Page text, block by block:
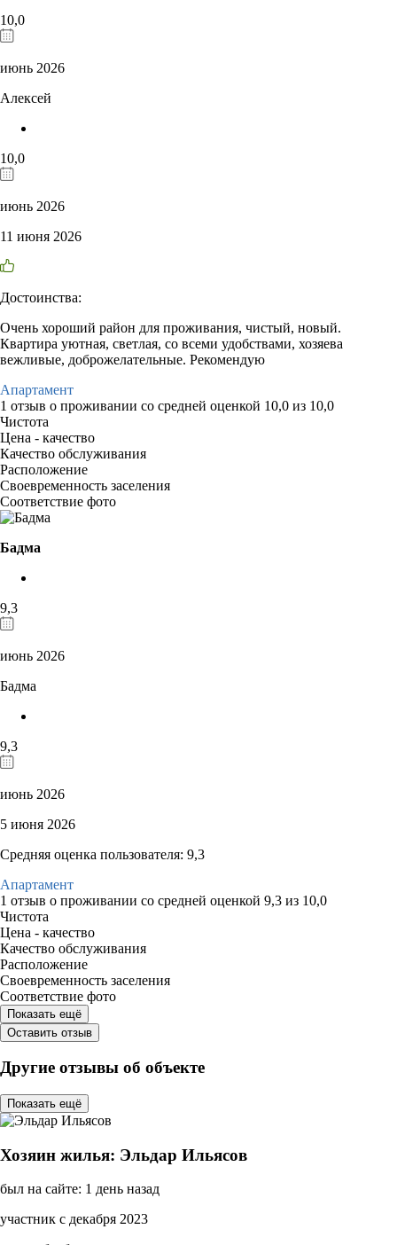
10,0
июнь 2026
Алексей
10,0
июнь 2026
11 июня 2026
Достоинства:
Очень хороший район для проживания, чистый, новый.
Квартира уютная, светлая, со всеми удобствами, хозяева
вежливые, доброжелательные. Рекомендую
Апартамент
1 отзыв о проживании со средней оценкой 10,0 из 10,0
Чистота
Цена - качество
Качество обслуживания
Расположение
Своевременность заселения
Соответствие фото
Бадма
9,3
июнь 2026
Бадма
9,3
июнь 2026
5 июня 2026
Средняя оценка пользователя: 9,3
Апартамент
1 отзыв о проживании со средней оценкой 9,3 из 10,0
Чистота
Цена - качество
Качество обслуживания
Расположение
Своевременность заселения
Соответствие фото
Показать ещё
Оставить отзыв
Другие отзывы об объекте
Показать ещё
Хозяин жилья: Эльдар Ильясов
был на сайте: 1 день назад
участник с декабря 2023